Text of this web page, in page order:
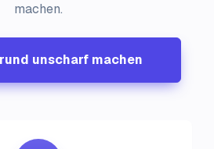
machen.
unscharf machen